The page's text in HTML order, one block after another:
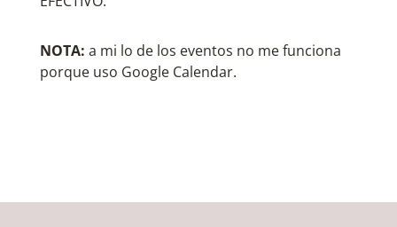
NOTA: a mi lo de los eventos no me funciona
porque uso Google Calendar.